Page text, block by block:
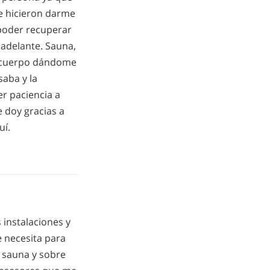
hicieron darme
recuperar
Sauna,
dándome
y la
paciencia a
gracias a
y
necesita para
y sobre